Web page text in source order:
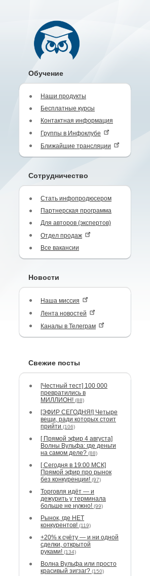
Обучение
Наши продукты
Бесплатные курсы
Контактная информация
Группы в Инфоклубе
Ближайшие трансляции
Сотрудничество
Стать инфопродюсером
Партнерская программа
Для авторов (экспертов)
Отдел продаж
Все вакансии
Новости
Наша миссия
Лента новостей
Каналы в Телеграм
Свежие посты
[Честный тест] 100 000
превратились в
МИЛЛИОН! (88)
[ЭФИР СЕГОДНЯ!] Четыре
вещи, ради которых стоит
прийти (106)
[ Прямой эфир 4 августа]
Волны Вульфа: где деньги
на самом деле? (88)
[ Сегодня в 19:00 МСК]
Прямой эфир про рынок
без конкуренции! (97)
Торговля идёт — и
дежурить у терминала
больше не нужно! (99)
Рынок, где НЕТ
конкурентов! (119)
+20% к счёту — и ни одной
сделки, открытой
руками! (134)
Волна Вульфа или просто
красивый зигзаг? (150)